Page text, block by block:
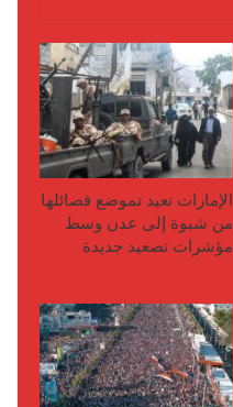
الإمارات تعيد تموضع فصائلها
من شبوة إلى عدن وسط
مؤشرات تصعيد جديدة